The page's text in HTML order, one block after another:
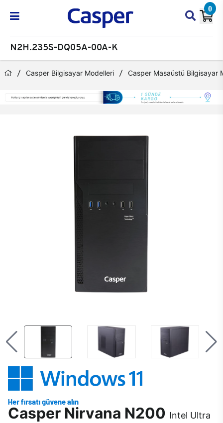
0
N2H.235S-DQ05A-00A-K
Casper Bilgisayar Modelleri Casper Masaüstü Bilgisayar
Casper Nirvana N200 Intel Ultra